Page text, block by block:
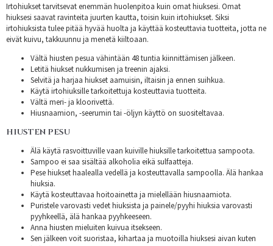
Irtohiukset tarvitsevat enemmän huolenpitoa kuin omat hiuksesi. Omat
hiuksesi saavat ravinteita juurten kautta, toisin kuin irtohiukset. Siksi
irtohiuksista tulee pitää hyvää huolta ja käyttää kosteuttavia tuotteita, jotta ne
eivät kuivu, takkuunnu ja menetä kiiltoaan.
Vältä hiusten pesua vähintään 48 tuntia kiinnittämisen jälkeen.
Letitä hiukset nukkumisen ja treenin ajaksi.
Selvitä ja harjaa hiukset aamuisin, iltaisin ja ennen suihkua.
Käytä irtohiuksille tarkoitettuja kosteuttavia tuotteita.
Vältä meri- ja kloorivettä.
Hiusnaamion, -seerumin tai -öljyn käyttö on suositeltavaa.
HIUSTEN PESU
Älä käytä rasvoittuville vaan kuiville hiuksille tarkoitettua sampoota.
Sampoo ei saa sisältää alkoholia eikä sulfaatteja.
Pese hiukset haalealla vedellä ja kosteuttavalla sampoolla. Älä hankaa
hiuksia.
Käytä kosteuttavaa hoitoainetta ja mielellään hiusnaamiota.
Puristele varovasti vedet hiuksista ja painele/pyyhi hiuksia varovasti
pyyhkeellä, älä hankaa pyyhkeeseen.
Anna hiusten mieluiten kuivua itsekseen.
Sen jälkeen voit suoristaa, kihartaa ja muotoilla hiuksesi aivan kuten